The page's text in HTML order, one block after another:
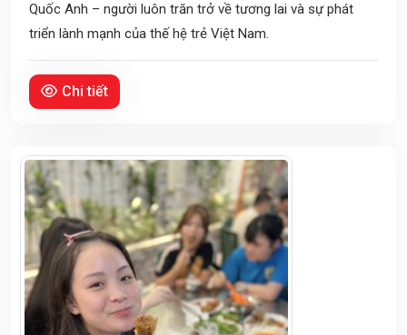
Quốc Anh – người luôn trăn trở về tương lai và sự phát
triển lành mạnh của thế hệ trẻ Việt Nam.
Chi tiết